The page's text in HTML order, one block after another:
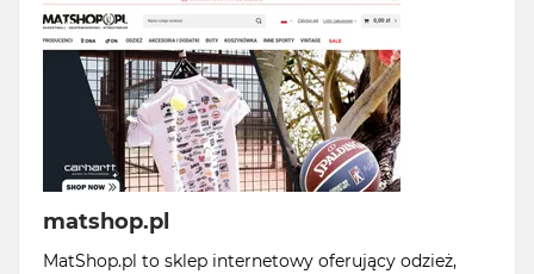
matshop.pl
MatShop.pl to sklep internetowy oferujący odzież,